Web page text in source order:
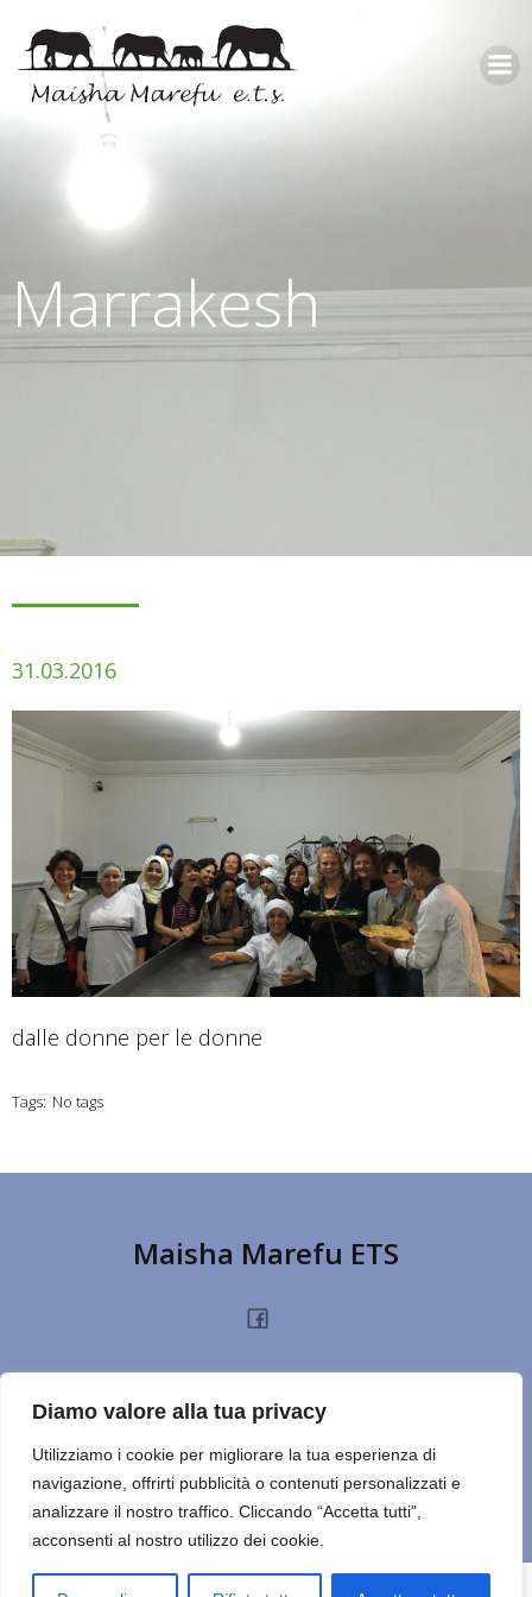
Diamo valore alla tua privacy
Utilizziamo i cookie per migliorare la tua esperienza di
navigazione, offrirti pubblicità o contenuti personalizzati e
analizzare il nostro traffico. Cliccando “Accetta tutti”,
acconsenti al nostro utilizzo dei cookie.
Marrakesh
31.03.2016
dalle donne per le donne
Tags: No tags
Maisha Marefu ETS
HOMECHI SIAMOPROGETTINOTIZIEPRIVACY POLICY
TERMINI D’USOCONTATTIREPORT CERCA SUL SITONOTE
ULTIMO ESERCIZIO
© 2026 Maisha Marefu ETS. Created for free using WordPress
andKubio